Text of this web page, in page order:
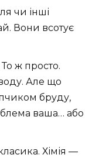
чи інші
Вони всотує
То ж просто.
Але що
бруду,
ваша… або
Хімія —